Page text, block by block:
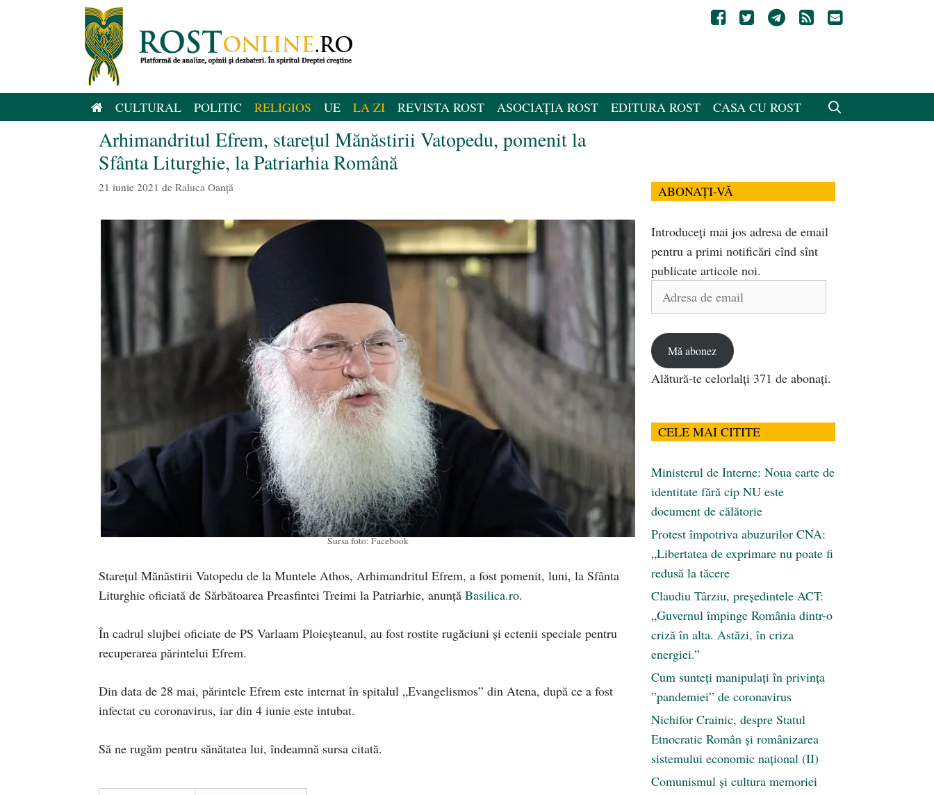
CULTURAL POLITIC RELIGIOS UE LA ZI REVISTA ROST ASOCIAȚIA ROST EDITURA ROST CASA CU ROST
Arhimandritul Efrem, starețul Mănăstirii Vatopedu, pomenit la
Sfânta Liturghie, la Patriarhia Română
21 iunie 2021 de Raluca Oanță
Sursa foto: Facebook
Stareţul Mănăstirii Vatopedu de la Muntele Athos, Arhimandritul Efrem, a fost pomenit, luni, la Sfânta
Liturghie oficiată de Sărbătoarea Preasfintei Treimi la Patriarhie, anunță Basilica.ro.
În cadrul slujbei oficiate de PS Varlaam Ploieşteanul, au fost rostite rugăciuni şi ectenii speciale pentru
recuperarea părintelui Efrem.
Din data de 28 mai, părintele Efrem este internat în spitalul „Evangelismos” din Atena, după ce a fost
infectat cu coronavirus, iar din 4 iunie este intubat.
Să ne rugăm pentru sănătatea lui, îndeamnă sursa citată.
ABONAȚI-VĂ
Introduceți mai jos adresa de email
pentru a primi notificări cînd sînt
publicate articole noi.
Adresa
Mă abonez
Alătură-te celorlalți 371 de abonați.
CELE MAI CITITE
Ministerul de Interne: Noua carte de
identitate fără cip NU este
document de călătorie
Protest împotriva abuzurilor CNA:
„Libertatea de exprimare nu poate fi
redusă la tăcere
Claudiu Târziu, președintele ACT:
„Guvernul împinge România dintr-o
criză în alta. Astăzi, în criza
energiei.”
Cum sunteți manipulați în privința
”pandemiei” de coronavirus
Nichifor Crainic, despre Statul
Etnocratic Român şi românizarea
sistemului economic naţional (II)
Comunismul şi cultura memoriei